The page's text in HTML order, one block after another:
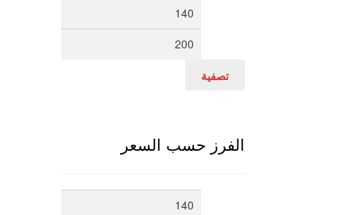
أدنى
تصفية
الفرز حسب السعر
أدنى